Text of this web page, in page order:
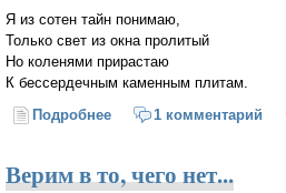
Я из сотен тайн понимаю,
Только свет из окна пролитый
Но коленями прирастаю
К бессердечным каменным плитам.
Подробнее о Я сегодня не стану
1 комментарий
Верим в то, чего нет...